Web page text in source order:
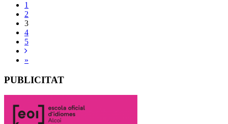
1
2
3
4
5
»
PUBLICITAT